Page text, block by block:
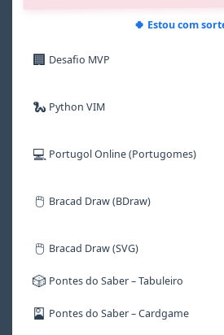
🍀 Estou com
🏢 Desafio MVP
🐍 Python VIM
💻 Portugol Online (Portugomes)
🖱️ Bracad Draw (BDraw)
🖱️ Bracad Draw (SVG)
🎲 Pontes do Saber – Tabuleiro
🎴 Pontes do Saber – Cardgame